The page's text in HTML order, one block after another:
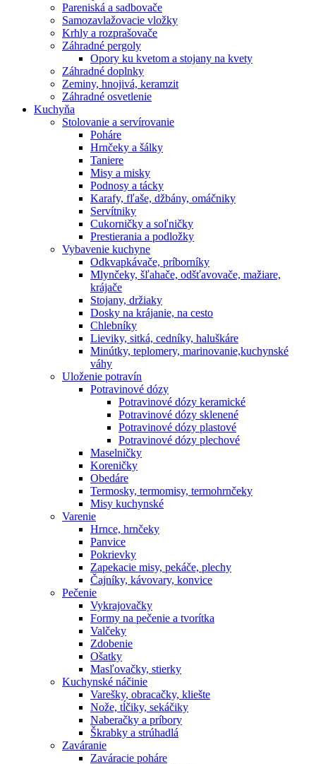
Pareniská a sadbovače
Samozavlažovacie vložky
Krhly a rozprašovače
Záhradné pergoly
Opory ku kvetom a stojany na kvety
Záhradné doplnky
Zeminy, hnojivá, keramzit
Záhradné osvetlenie
Kuchyňa
Stolovanie a servírovanie
Poháre
Hrnčeky a šálky
Taniere
Misy a misky
Podnosy a tácky
Karafy, fľaše, džbány, omáčniky
Servítniky
Cukorničky a soľničky
Prestierania a podložky
Vybavenie kuchyne
Odkvapkávače, príborníky
Mlynčeky, šľahače, odšťavovače, mažiare,
krájače
Stojany, držiaky
Dosky na krájanie, na cesto
Chlebníky
Lieviky, sitká, cedníky, haluškáre
Minútky, teplomery, marinovanie,kuchynské
váhy
Uloženie potravín
Potravinové dózy
Potravinové dózy keramické
Potravinové dózy sklenené
Potravinové dózy plastové
Potravinové dózy plechové
Maselničky
Koreničky
Obedáre
Termosky, termomisy, termohrnčeky
Misy kuchynské
Varenie
Hrnce, hrnčeky
Panvice
Pokrievky
Zapekacie misy, pekáče, plechy
Čajníky, kávovary, konvice
Pečenie
Vykrajovačky
Formy na pečenie a tvorítka
Valčeky
Zdobenie
Ošatky
Masľovačky, stierky
Kuchynské náčinie
Varešky, obracačky, kliešte
Nože, tĺčiky, sekáčiky
Naberačky a príbory
Škrabky a strúhadlá
Zaváranie
Zaváracie poháre